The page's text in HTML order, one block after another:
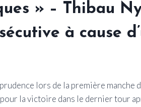
» – Thibau
à cause
lors de la première manche
la victoire dans le dernier tour